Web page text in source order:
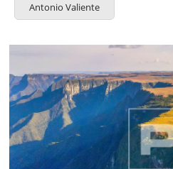
Antonio Valiente
Título do projeto
Códigos
NÃO
SIM
Título do projeto
Tamanho P
R$ 57,00